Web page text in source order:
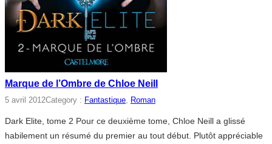
Marque de l’Ombre de Chloe Neill
5 avril 2012Category : Fantastique, Roman
Dark Elite, tome 2 Pour ce deuxième tome, Chloe Neill a glissé
habilement un résumé du premier au tout début. Plutôt appréciable